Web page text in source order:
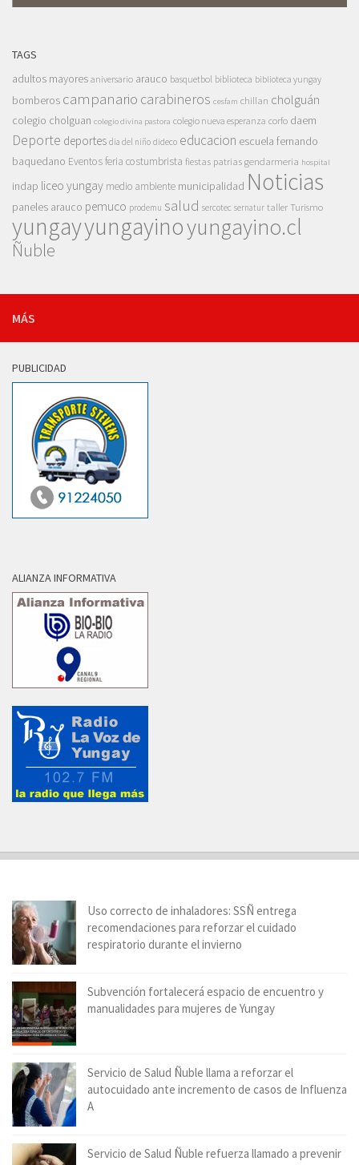
TAGS
adultos mayores aniversario arauco basquetbol biblioteca biblioteca yungay
bomberos campanario carabineros cesfam chillan cholguán
colegio cholguan colegio divina pastora colegio nueva esperanza corfo daem
Deporte deportes dia del niño dideco educacion escuela fernando
baquedano Eventosferia costumbrista fiestas patrias gendarmeria hospital
indap liceo yungay medio ambiente municipalidad Noticias
paneles arauco pemuco prodemu salud sercotec sernatur taller Turismo
yungayyungayinoyungayino.cl
Ñuble
MÁS
PUBLICIDAD
ALIANZA INFORMATIVA
Uso correcto de inhaladores: SSÑ entrega
recomendaciones para reforzar el cuidado
respiratorio durante el invierno
Subvención fortalecerá espacio de encuentro y
manualidades para mujeres de Yungay
Servicio de Salud Ñuble llama a reforzar el
autocuidado ante incremento de casos de Influenza
A
Servicio de Salud Ñuble refuerza llamado a prevenir